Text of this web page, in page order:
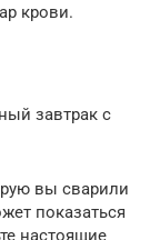
крови.
завтрак с
вы сварили
показаться
настоящие